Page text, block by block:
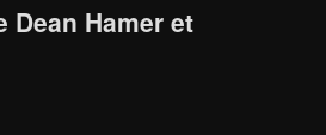
Dean Hamer et